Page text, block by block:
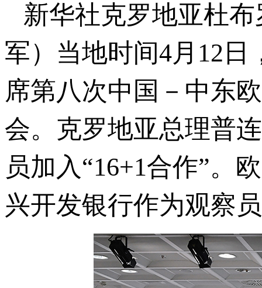
新华社克罗地亚杜
军）当地时间4月12
席第八次中国－中东
会。克罗地亚总理普
员加入“16+1合作”。
兴开发银行作为观察